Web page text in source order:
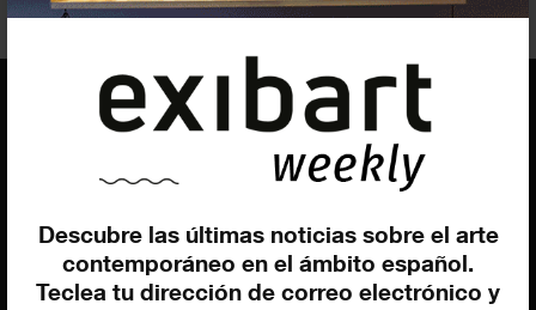
Descubre las últimas noticias sobre el arte
contemporáneo en el ámbito español.
Teclea tu dirección de correo electrónico y
Uros Gorgone
Federico Pazzagli